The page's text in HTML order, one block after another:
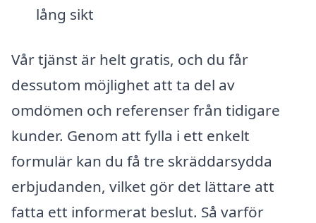
lång sikt
Vår tjänst är helt gratis, och du får
dessutom möjlighet att ta del av
omdömen och referenser från tidigare
kunder. Genom att fylla i ett enkelt
formulär kan du få tre skräddarsydda
erbjudanden, vilket gör det lättare att
fatta ett informerat beslut. Så varför